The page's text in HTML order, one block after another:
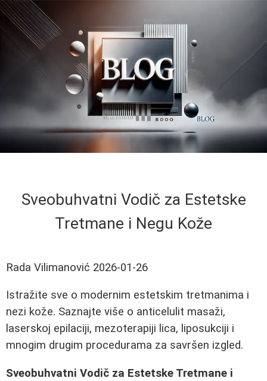
Sveobuhvatni Vodič za Estetske
Tretmane i Negu Kože
Rada Vilimanović 2026-01-26
Istražite sve o modernim estetskim tretmanima i
nezi kože. Saznajte više o anticelulit masaži,
laserskoj epilaciji, mezoterapiji lica, liposukciji i
mnogim drugim procedurama za savršen izgled.
Sveobuhvatni Vodič za Estetske Tretmane i